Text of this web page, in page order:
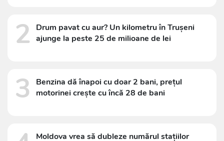
2
Drum pavat cu aur? Un kilometru în Trușeni
ajunge la peste 25 de milioane de lei
3
Benzina dă înapoi cu doar 2 bani, prețul
motorinei crește cu încă 28 de bani
Moldova vrea să dubleze numărul stațiilor